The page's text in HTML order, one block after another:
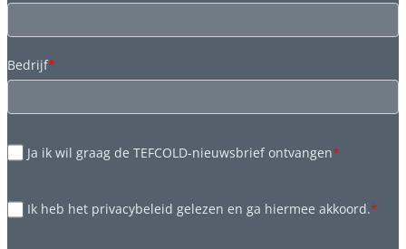
Bedrijf*
Ja ik wil graag de TEFCOLD-nieuwsbrief ontvangen*
Ik heb het privacybeleid gelezen en ga hiermee akkoord.*